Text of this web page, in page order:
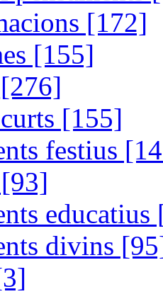
[172]
[155]
[155]
festius
divins